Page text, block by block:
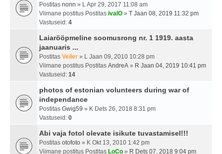
Postitas nonn » L Apr 29, 2017 11:08 am
Viimane postitus Postitas ivalO » T Jaan 08, 2019 11:32 pm
Vastuseid: 4
Laiarööpmeline soomusrong nr. 1 1919. aasta
jaanuaris ...
Postitas Veiler » L Jaan 09, 2010 10:28 pm
Viimane postitus Postitas AndreA » R Jaan 04, 2019 10:41 pm
Vastuseid: 14
photos of estonian volunteers during war of
independance
Postitas Gwig59 » K Dets 26, 2018 8:31 pm
Vastuseid: 0
Abi vaja fotol olevate isikute tuvastamisel!!!
Postitas otofoto » K Okt 13, 2010 1:42 pm
Viimane postitus Postitas LoCo » R Dets 07, 2018 9:04 pm